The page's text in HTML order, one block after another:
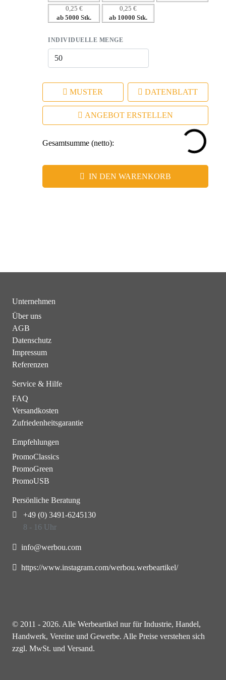
0,25 €
ab 5000 Stk.
0,25 €
ab 10000 Stk.
INDIVIDUELLE MENGE
MUSTER DATENBLATT
ANGEBOT ERSTELLEN
Gesamtsumme (netto):
IN DEN WARENKORB
Unternehmen
Über uns
AGB
Datenschutz
Impressum
Referenzen
Service & Hilfe
FAQ
Versandkosten
Zufriedenheitsgarantie
Empfehlungen
PromoClassics
PromoGreen
PromoUSB
Persönliche Beratung
+49 (0) 3491-6245130
8 - 16 Uhr
info@werbou.com
https://www.instagram.com/werbou.werbeartikel/
© 2011 - 2026. Alle Werbeartikel nur für Industrie, Handel,
Handwerk, Vereine und Gewerbe. Alle Preise verstehen sich
zzgl. MwSt. und Versand.